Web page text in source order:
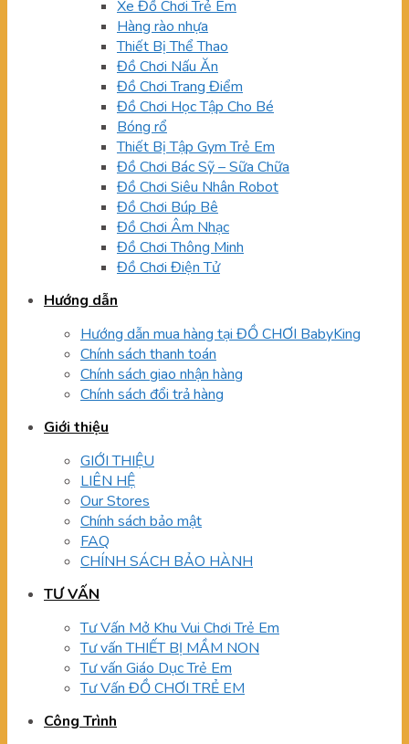
Xe Đồ Chơi Trẻ Em
Hàng rào nhựa
Thiết Bị Thể Thao
Đồ Chơi Nấu Ăn
Đồ Chơi Trang Điểm
Đồ Chơi Học Tập Cho Bé
Bóng rổ
Thiết Bị Tập Gym Trẻ Em
Đồ Chơi Bác Sỹ – Sữa Chữa
Đồ Chơi Siêu Nhân Robot
Đồ Chơi Búp Bê
Đồ Chơi Âm Nhạc
Đồ Chơi Thông Minh
Đồ Chơi Điện Tử
Hướng dẫn
Hướng dẫn mua hàng tại ĐỒ CHƠI BabyKing
Chính sách thanh toán
Chính sách giao nhận hàng
Chính sách đổi trả hàng
Giới thiệu
GIỚI THIỆU
LIÊN HỆ
Our Stores
Chính sách bảo mật
FAQ
CHÍNH SÁCH BẢO HÀNH
TƯ VẤN
Tư Vấn Mở Khu Vui Chơi Trẻ Em
Tư vấn THIẾT BỊ MẦM NON
Tư vấn Giáo Dục Trẻ Em
Tư Vấn ĐỒ CHƠI TRẺ EM
Công Trình